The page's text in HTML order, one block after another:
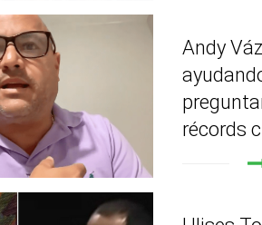
Andy
récords